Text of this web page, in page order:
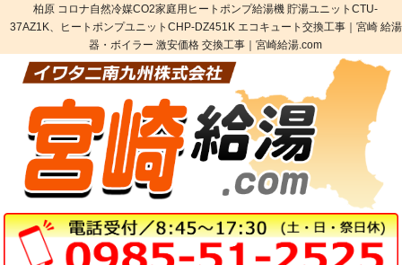
柏原 コロナ自然冷媒CO2家庭用ヒートポンプ給湯機 貯湯ユニットCTU-
37AZ1K、ヒートポンプユニットCHP-DZ451K エコキュート交換工事｜宮崎 給湯
器・ボイラー 激安価格 交換工事｜宮崎給湯.com